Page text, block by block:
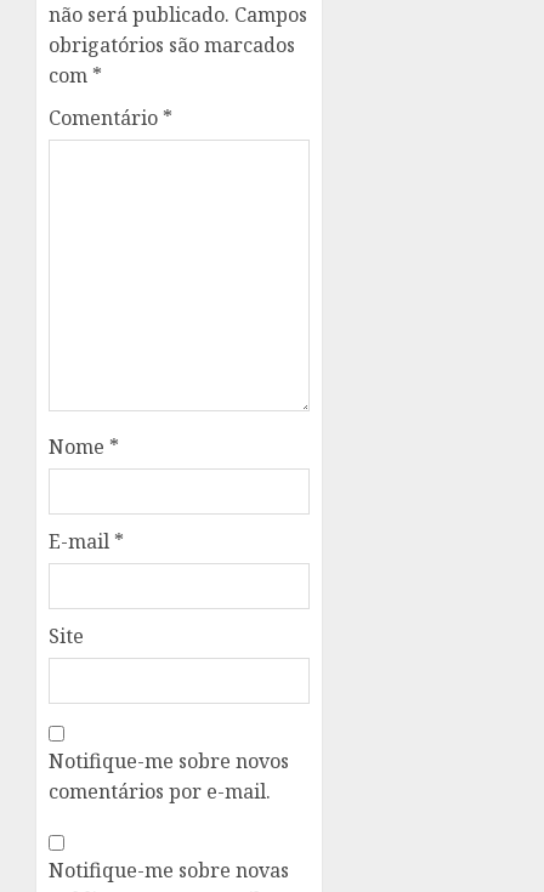
não será publicado. Campos
obrigatórios são marcados
com *
Comentário *
Nome *
E-mail *
Site
Notifique-me sobre novos
comentários por e-mail.
Notifique-me sobre novas